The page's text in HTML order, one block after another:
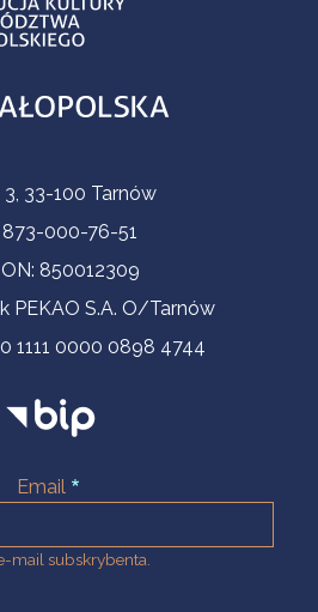
3, 33-100 Tarnów
873-000-76-51
850012309
PEKAO S.A. O/Tarnów
1111 0000 0898 4744
Email
mail subskrybenta.